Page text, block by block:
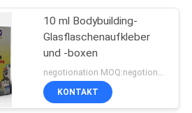
Flaschen-
10 ml Bodybuilding-
Glasflaschenaufkleber
und -boxen
negotionation MOQ:negotionation
KONTAKT